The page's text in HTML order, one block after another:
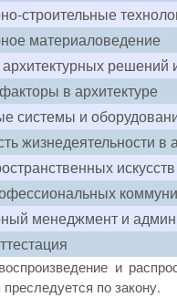
строительные
материаловедение
решений
в архитектуре
системы и
жизнедеятельности в
искусств
менеджмент и
и
по закону.